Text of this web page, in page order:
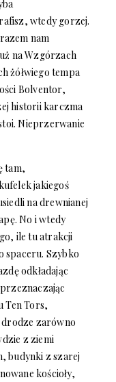
wtedy gorzej.
nam
na Wzgórzach
żółwiego tempa
Bolventor,
historii karczma
Nieprzerwanie
tam,
jakiegoś
na drewnianej
No i wtedy
ile tu atrakcji
spaceru. Szybko
odkładając
Ten Tors,
drodze zarówno
z ziemi
budynki z szarej
kościoły,